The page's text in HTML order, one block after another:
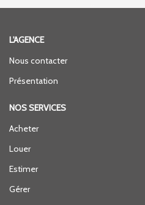
L'AGENCE
Nous contacter
Présentation
NOS SERVICES
Acheter
Louer
Estimer
Gérer